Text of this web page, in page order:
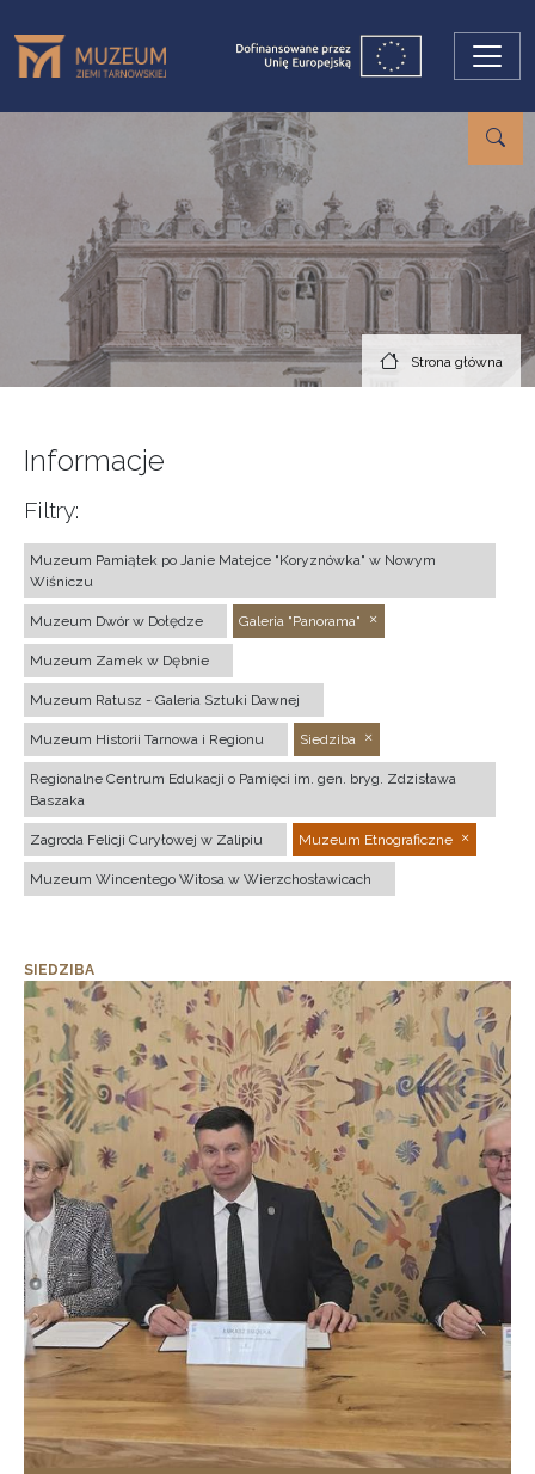
Strona główna
Informacje
Filtry:
Muzeum Pamiątek po Janie Matejce "Koryznówka" w Nowym
Wiśniczu
Muzeum Dwór w Dołędze Galeria "Panorama"
Muzeum Zamek w Dębnie
Muzeum Ratusz - Galeria Sztuki Dawnej
Muzeum Historii Tarnowa i Regionu Siedziba
Regionalne Centrum Edukacji o Pamięci im. gen. bryg. Zdzisława
Baszaka
Zagroda Felicji Curyłowej w Zalipiu Muzeum Etnograficzne
Muzeum Wincentego Witosa w Wierzchosławicach
SIEDZIBA